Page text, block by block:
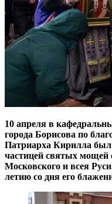
10 апреля в
города Борисова по
Патриарха Кирилла был
частицей святых мощей
Московского и всея
летию со дня его